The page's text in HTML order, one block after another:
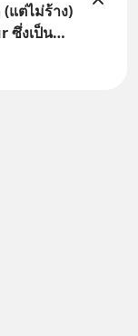
แต่ไม่ร้าง)
ซึ่งเป็น
ปรานของ